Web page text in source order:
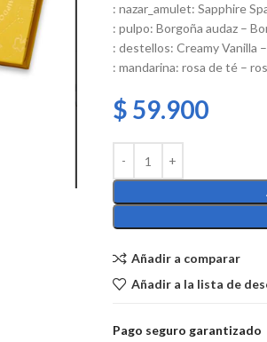
: nazar_amulet: Sapphire
: pulpo: Borgoña audaz –
: destellos: Creamy Vanilla
: mandarina: rosa de té –
$ 59.900
Añadir a comparar
Añadir a la lista de
Pago seguro garantizado